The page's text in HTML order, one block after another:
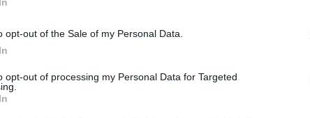
opt-out of the Sale of my Personal Data.
opt-out of processing my Personal Data for Targeted
eerste
wat bijwerkingen, maar valt echt wel
de prednison zit, gebeurt er iets: psychische